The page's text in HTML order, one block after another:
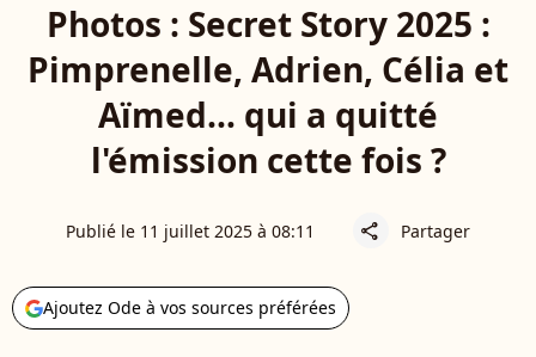
Photos : Secret Story 2025 :
Pimprenelle, Adrien, Célia et
Aïmed… qui a quitté
l'émission cette fois ?
Publié le 11 juillet 2025 à 08:11 share Partager
Ajoutez Ode à vos sources préférées